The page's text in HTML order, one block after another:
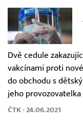
Dvě cedule
vakcínami proti
do obchodu s
jeho provozovatelka
ČTK - 24.06.2021